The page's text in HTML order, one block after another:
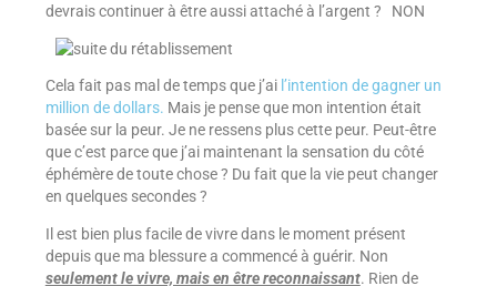
devrais continuer à être aussi attaché à l’argent ? NON
Cela fait pas mal de temps que j’ai l’intention de gagner un
million de dollars. Mais je pense que mon intention était
basée sur la peur. Je ne ressens plus cette peur. Peut-être
que c’est parce que j’ai maintenant la sensation du côté
éphémère de toute chose ? Du fait que la vie peut changer
en quelques secondes ?
Il est bien plus facile de vivre dans le moment présent
depuis que ma blessure a commencé à guérir. Non
seulement le vivre, mais en être reconnaissant. Rien de